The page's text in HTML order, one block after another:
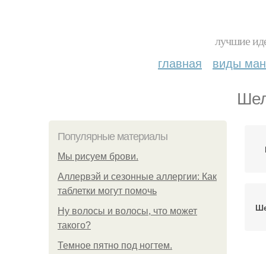
лучшие
главная виды
Популярные материалы
Мы рисуем брови.
Аллервэй и сезонные аллергии: Как
таблетки могут помочь
Ну волосы и волосы, что может
такого?
Темное пятно под ногтем.